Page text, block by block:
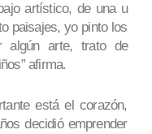
artístico, de una u
paisajes, yo pinto los
algún arte, trato de
afirma.
está el corazón,
decidió emprender